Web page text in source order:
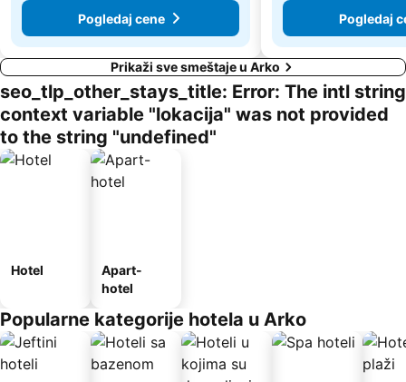
Pogledaj cene
Pogledaj
Prikaži sve smeštaje u Arko
seo_tlp_other_stays_title: Error: The intl string
context variable "lokacija" was not provided
to the string "undefined"
Hotel
Apart-
hotel
Popularne kategorije hotela u Arko